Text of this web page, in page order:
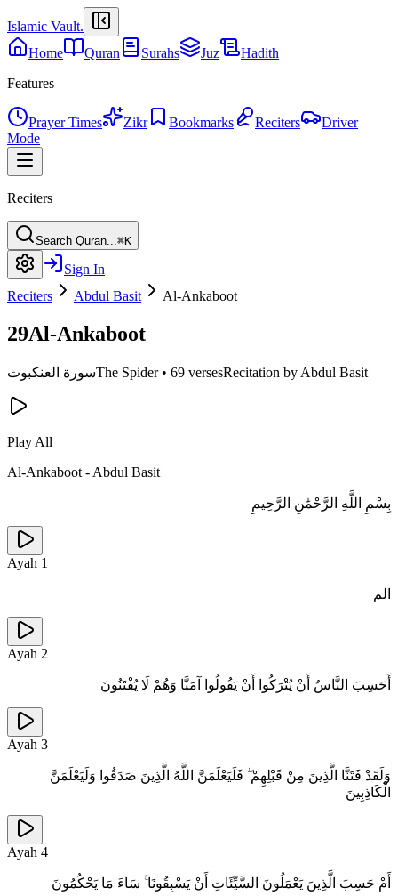
Islamic Vault.
Home
Quran Surahs Juz
Hadith
Features
Prayer Times Zikr Bookmarks Reciters
Driver
Mode
Reciters
Search Quran...⌘K
Sign In
Reciters
Abdul Basit Al-Ankaboot
29Al-Ankaboot
سورة العنكبوتThe Spider• 69 versesRecitation by Abdul Basit
Play All
Al-Ankaboot - Abdul Basit
بِسْمِ اللَّهِ الرَّحْمَٰنِ الرَّحِيمِ
Ayah 1
الم
Ayah 2
أَحَسِبَ النَّاسُ أَنْ يُتْرَكُوا أَنْ يَقُولُوا آمَنَّا وَهُمْ لَا يُفْتَنُونَ
Ayah 3
وَلَقَدْ فَتَنَّا الَّذِينَ مِنْ قَبْلِهِمْ ۖ فَلَيَعْلَمَنَّ اللَّهُ الَّذِينَ صَدَقُوا وَلَيَعْلَمَنَّ
الْكَاذِبِينَ
Ayah 4
أَمْ حَسِبَ الَّذِينَ يَعْمَلُونَ السَّيِّئَاتِ أَنْ يَسْبِقُونَا ۚ سَاءَ مَا يَحْكُمُونَ